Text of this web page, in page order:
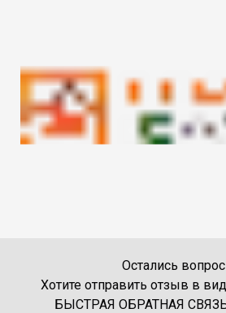
Остались
Хотите отправить отзыв в
БЫСТРАЯ ОБРАТНАЯ СВЯЗЬ